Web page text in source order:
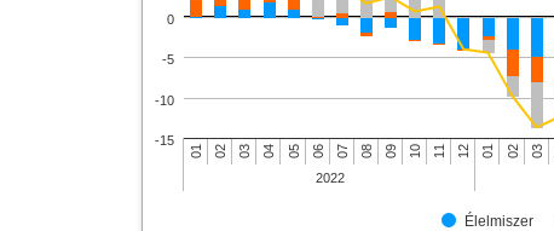
Élelmiszer
01
2022
02 03 04 05 06 07 08 09 10 11 12 01 02 03
-15
-10
-5
0